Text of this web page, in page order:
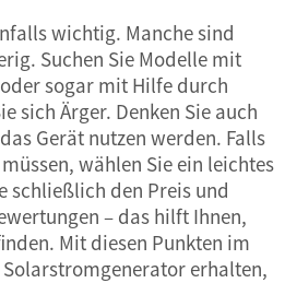
wichtig. Manche sind
Suchen Sie Modelle mit
sogar mit Hilfe durch
sich Ärger. Denken Sie auch
Gerät nutzen werden. Falls
wählen Sie ein leichtes
schließlich den Preis und
– das hilft Ihnen,
Mit diesen Punkten im
erhalten,